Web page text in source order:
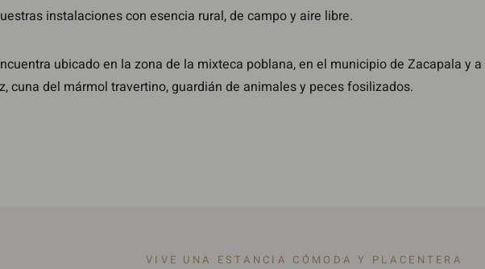
instalaciones con esencia rural, de campo y aire libre.
ubicado en la zona de la mixteca poblana, en el municipio de Zacapala y
cuna del mármol travertino, guardián de animales y peces fosilizados.
VIVE UNA ESTANCIA CÓMODA Y PLACENTERA